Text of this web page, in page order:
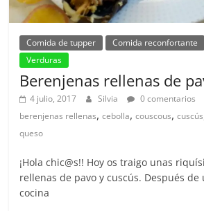
Comida de tupper Comida reconfortante
Verduras
Berenjenas rellenas de
4 julio, 2017 Silvia 0 comentarios
berenjenas rellenas,cebolla,couscous,cuscús
queso
¡Hola chic@s!! Hoy os traigo unas
rellenas de pavo y cuscús. Después de
cocina